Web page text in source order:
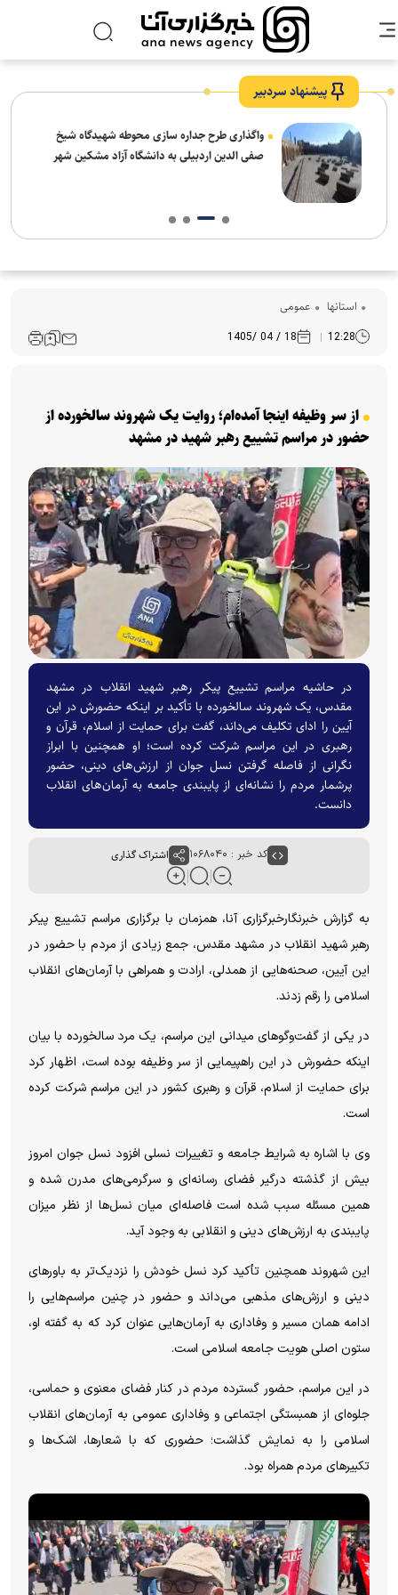
پیشنهاد سردبیر
واگذاری طرح جداره سازی محوطه شهیدگاه شیخ
صفی الدین اردبیلی به دانشگاه آزاد مشکین شهر
استانها عمومی
12:28
18 / 04 /1405
از سر وظیفه اینجا آمده‌ام؛ روایت یک شهروند سالخورده از
حضور در مراسم تشییع رهبر شهید در مشهد
در حاشیه مراسم تشییع پیکر رهبر شهید انقلاب در مشهد
مقدس، یک شهروند سالخورده با تأکید بر اینکه حضورش در این
آیین را ادای تکلیف می‌داند، گفت برای حمایت از اسلام، قرآن و
رهبری در این مراسم شرکت کرده است؛ او همچنین با ابراز
نگرانی از فاصله گرفتن نسل جوان از ارزش‌های دینی، حضور
پرشمار مردم را نشانه‌ای از پایبندی جامعه به آرمان‌های انقلاب
دانست.
کد خبر : ۱۰۶۸۰۴۰ اشتراک گذاری
به گزارش خبرنگارخبرگزاری آنا، همزمان با برگزاری مراسم تشییع پیکر
رهبر شهید انقلاب در مشهد مقدس، جمع زیادی از مردم با حضور در
این آیین، صحنه‌هایی از همدلی، ارادت و همراهی با آرمان‌های انقلاب
اسلامی را رقم زدند.
در یکی از گفت‌و‌گو‌های میدانی این مراسم، یک مرد سالخورده با بیان
اینکه حضورش در این راهپیمایی از سر وظیفه بوده است، اظهار کرد
برای حمایت از اسلام، قرآن و رهبری کشور در این مراسم شرکت کرده
است.
وی با اشاره به شرایط جامعه و تغییرات نسلی افزود نسل جوان امروز
بیش از گذشته درگیر فضای رسانه‌ای و سرگرمی‌های مدرن شده و
همین مسئله سبب شده است فاصله‌ای میان نسل‌ها از نظر میزان
پایبندی به ارزش‌های دینی و انقلابی به وجود آید.
این شهروند همچنین تأکید کرد نسل خودش را نزدیک‌تر به باور‌های
دینی و ارزش‌های مذهبی می‌داند و حضور در چنین مراسم‌هایی را
ادامه همان مسیر و وفاداری به آرمان‌هایی عنوان کرد که به گفته او،
ستون اصلی هویت جامعه اسلامی است.
در این مراسم، حضور گسترده مردم در کنار فضای معنوی و حماسی،
جلوه‌ای از همبستگی اجتماعی و وفاداری عمومی به آرمان‌های انقلاب
اسلامی را به نمایش گذاشت؛ حضوری که با شعارها، اشک‌ها و
تکبیر‌های مردم همراه بود.